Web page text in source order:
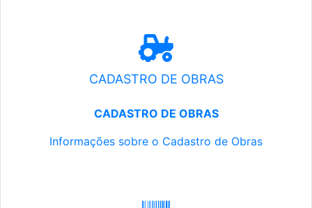
CADASTRO DE OBRAS
CADASTRO DE OBRAS
Informações sobre o Cadastro de Obras